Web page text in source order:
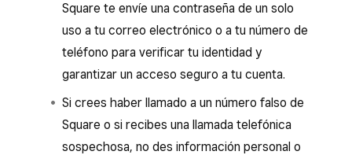
Square te envíe una contraseña de un solo
uso a tu correo electrónico o a tu número de
teléfono para verificar tu identidad y
garantizar un acceso seguro a tu cuenta.
Si crees haber llamado a un número falso de
Square o si recibes una llamada telefónica
sospechosa, no des información personal o